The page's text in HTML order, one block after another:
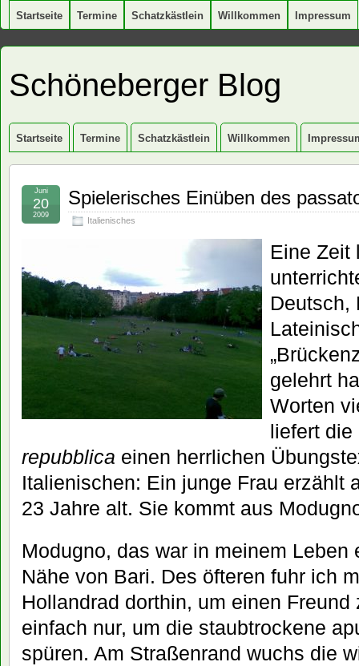
Startseite Termine Schatzkästlein Willkommen Impressum
Schöneberger Blog
Startseite Termine Schatzkästlein Willkommen
Spielerisches Einüben des
Italienisches
Juni
20
2009
Eine Zeit
Deutsch,
gelehrt
Worten
liefert
repubblica einen herrlichen
Italienischen: Ein junge Frau erzählt
23 Jahre alt. Sie kommt aus
Modugno, das war in meinem Leben
Nähe von Bari. Des öfteren fuhr ich
Hollandrad dorthin, um einen
einfach nur, um die staubtrockene
spüren. Am Straßenrand wuchs die